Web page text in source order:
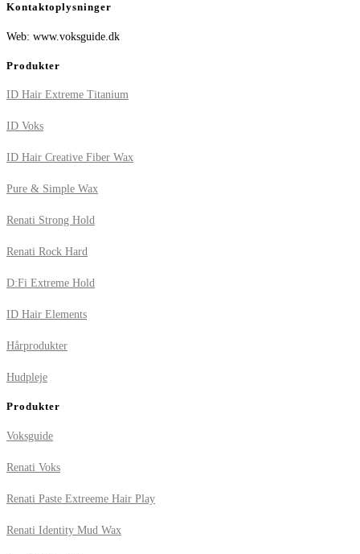
Kontaktoplysninger
Web: www.voksguide.dk
Produkter
ID Hair Extreme Titanium
ID Voks
ID Hair Creative Fiber Wax
Pure & Simple Wax
Renati Strong Hold
Renati Rock Hard
D:Fi Extreme Hold
ID Hair Elements
Hårprodukter
Hudpleje
Produkter
Voksguide
Renati Voks
Renati Paste Extreeme Hair Play
Renati Identity Mud Wax